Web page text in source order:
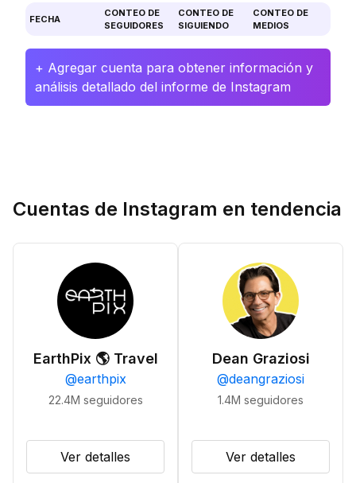
FECHA
CONTEO DE
SEGUIDORES
CONTEO DE
SIGUIENDO
CONTEO DE
MEDIOS
+ Agregar cuenta para obtener información y
análisis detallado del informe de Instagram
Cuentas de Instagram en tendencia
EarthPix 🌎 Travel
@earthpix
22.4M seguidores
Ver detalles
Dean Graziosi
@deangraziosi
1.4M seguidores
Ver detalles